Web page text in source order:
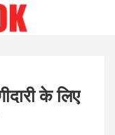
के लिए